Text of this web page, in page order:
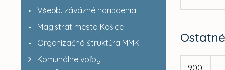
Všeob. záväzné nariadenia
Magistrát mesta Košice
Organizačná štruktúra MMK
Komunálne voľby
Ostatné
900.